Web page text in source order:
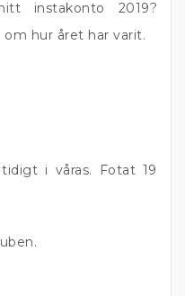
instakonto 2019?
om hur året har varit.
i våras. Fotat 19